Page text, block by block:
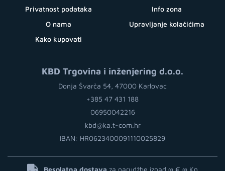
Privatnost podataka
O nama
Kako kupovati
Info zona
Upravljanje kolačićima
KBD Trgovina i inženjering d.o.o.
Donja Švarča 54, 47000 Karlovac
+385 47 431 188
06950042216
kbd@ka.t-com.hr
IBAN: HR0623400091110025829
Besplatna dostava za narudžbe iznad ∞ € ∞ Kn